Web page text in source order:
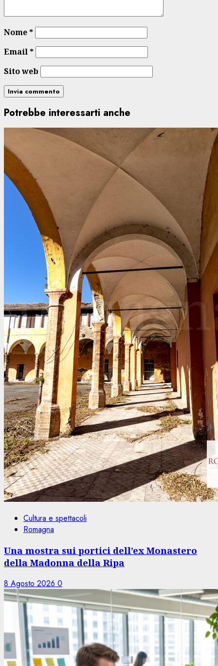
Nome*
Email*
Sito web
Potrebbe interessarti anche
Cultura e spettacoli
Romagna
Una mostra sui portici dell’ex Monastero
della Madonna della Ripa
8 Agosto 2026 0